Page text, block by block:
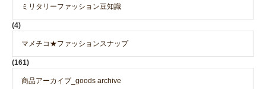
ミリタリーファッション豆知識
(4)
マメチコ★ファッションスナップ
(161)
商品アーカイブ_goods archive